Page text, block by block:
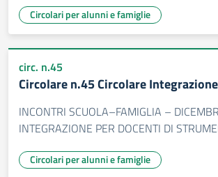
Circolari per alunni e famiglie
circ. n.45
Circolare n.45 Circolare
INCONTRI SCUOLA–FAMIGLIA –
INTEGRAZIONE PER DOCENTI DI
Circolari per alunni e famiglie